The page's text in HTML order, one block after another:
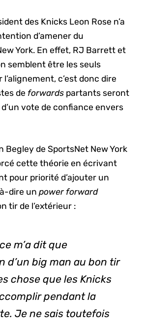
des Knicks Leon Rose n’a
d’amener du
York. En effet, RJ Barrett et
semblent être les seuls
c’est donc dire
de forwards partants seront
vote de confiance envers
Begley de SportsNet New York
cette théorie en écrivant
pour priorité d’ajouter un
à-dire unpower forward
tir de l’extérieur :
m’a dit que
d’unbig manau bon tir
chose que les Knicks
pendant la
Je ne sais toutefois